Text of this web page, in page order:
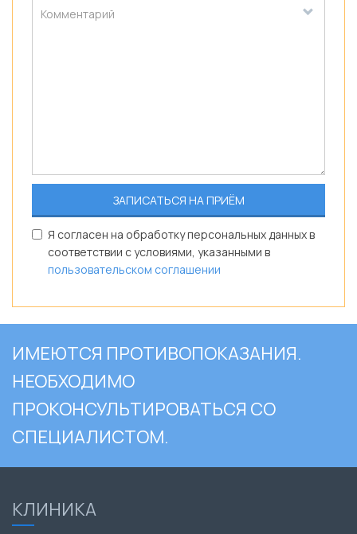
Я согласен на обработку персональных данных в
соответствии с условиями, указанными в
пользовательском соглашении
ИМЕЮТСЯ ПРОТИВОПОКАЗАНИЯ.
НЕОБХОДИМО
ПРОКОНСУЛЬТИРОВАТЬСЯ СО
СПЕЦИАЛИСТОМ.
КЛИНИКА